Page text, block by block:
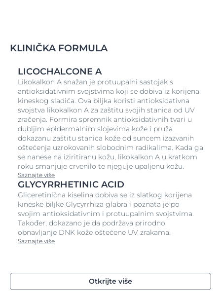
mehanizam obnavljanja DNK kako bi se smanjila
Trenutačno i dugotrajno hidrira kožu. Svježe i
rashlađujuće. Nemasno i neljepljivo. Ugodnog mirisa i
prikladno za djecu.
Gel-krema nakon sunčanja za osjetljivu kožu sklonu
alergiji na sunce
Eucerin umirujuća gel-krema nakon sunčanja je
proizvod za njegu osjetljive kože i kože sklone alergiji
na sunce. Umiruje i pomaže regenerirati kožu izloženu
suncu.
Inovativan sustav za obranu od oksidansa dolazi od
alfa-glukozil-rutina koji neutralizira slobodne radikale -
ključni okidač osjetljivosti i alergije. Formula također
uključuje likokalkon A za ublažavanje kože i
regeneraciju.
Klinički i dermatološki je dokazano da ovaj gel-krema,
kožu sklonu alergijama na sunce.
Pročitajte više o prepoznavanju simptoma i
KLINIČKA FORMULA
LICOCHALCONE A
Likokalkon A snažan je protuupalni sastojak s
antioksidativnim svojstvima koji se dobiva iz korijena
kineskog sladića. Ova biljka koristi antioksidativna
svojstva likokalkon A za zaštitu svojih stanica od UV
zračenja. Formira spremnik antioksidativnih tvari u
dubljim epidermalnim slojevima kože i pruža
dokazanu zaštitu stanica kože od suncem izazvanih
oštećenja uzrokovanih slobodnim radikalima. Kada ga
se nanese na iziritiranu kožu, likokalkon A u kratkom
roku smanjuje crvenilo te njeguje upaljenu kožu.
Saznajte više
GLYCYRRHETINIC ACID
Gliceretinična kiselina dobiva se iz slatkog korijena
kineske biljke Glycyrrhiza glabra i poznata je po
svojim antioksidativnim i protuupalnim svojstvima.
Također, dokazano je da podržava prirodno
obnavljanje DNK kože oštećene UV zrakama.
Saznajte više
Otkrijte više